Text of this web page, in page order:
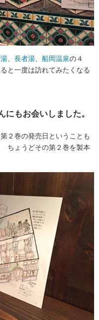
長者湯 船岡温泉の４
と一度は訪れてみたくなる
にもお会いしました。
２巻の発売日ということも
ちょうどその第２巻を製本